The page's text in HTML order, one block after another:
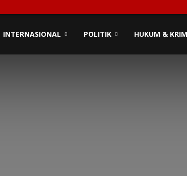
INTERNASIONAL POLITIK HUKUM &